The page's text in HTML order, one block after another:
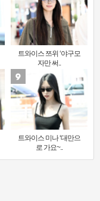
트와이스 쯔위 ‘야구모
자만 써..
트와이스 미나 ‘대만으
로 가요~..